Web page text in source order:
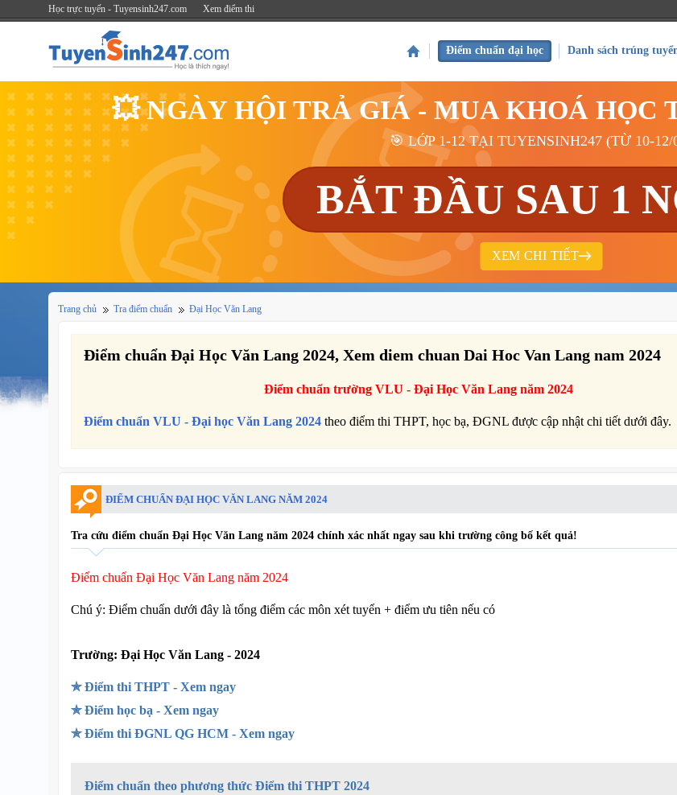
Học trực tuyến - Tuyensinh247.com Xem điểm thi
Điểm chuẩn đại học Danh sách trúng
💥 NGÀY HỘI TRẢ GIÁ - MUA KHOÁ HỌC
🎯 LỚP 1-12 TẠI TUYENSINH247 (TỪ 10-12/
BẮT ĐẦU SAU 1
XEM CHI TIẾT
Trang chủ Tra điểm chuẩn Đại Học Văn Lang
Điểm chuẩn Đại Học Văn Lang 2024, Xem diem chuan Dai Hoc Van Lang nam 2024
Điểm chuẩn trường VLU - Đại Học Văn Lang năm 2024
Điểm chuẩn VLU - Đại học Văn Lang 2024 theo điểm thi THPT, học bạ, ĐGNL được cập nhật chi tiết dưới đây.
ĐIỂM CHUẨN ĐẠI HỌC VĂN LANG NĂM 2024
Tra cứu điểm chuẩn Đại Học Văn Lang năm 2024 chính xác nhất ngay sau khi trường công bố kết quả!
Điểm chuẩn Đại Học Văn Lang năm 2024
Chú ý: Điểm chuẩn dưới đây là tổng điểm các môn xét tuyển + điểm ưu tiên nếu có
Trường: Đại Học Văn Lang - 2024
✯ Điểm thi THPT - Xem ngay
✯ Điểm học bạ - Xem ngay
✯ Điểm thi ĐGNL QG HCM - Xem ngay
Điểm chuẩn theo phương thức Điểm thi THPT 2024